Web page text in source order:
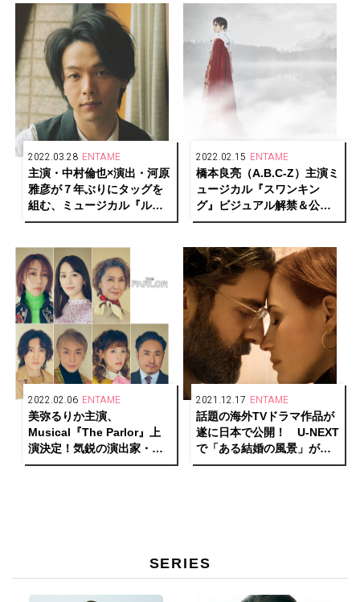
2022.03.28 ENTAME
主演・中村倫也×演出・河原
雅彦が７年ぶりにタッグを
組む、ミュージカル『ルー
ドヴィヒ ～Beethoven The
定！
2022.02.15 ENTAME
橋本良亮（A.B.C-Z）主演ミ
ュージカル『スワンキン
グ』ビジュアル解禁＆公演
詳細決定！
2022.02.06 ENTAME
美弥るりか主演、
Musical『The Parlor』上
演決定！気鋭の演出家・小
林香が手掛けるゲームチェ
2021.12.17 ENTAME
話題の海外TVドラマ作品が
遂に日本で公開！ U-NEXT
で「ある結婚の風景」が見
放題で独占配信スタート。
SERIES